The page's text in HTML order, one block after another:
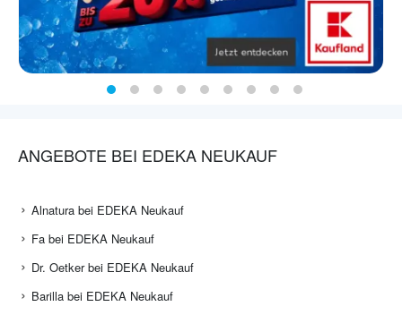
ANGEBOTE BEI EDEKA NEUKAUF
Alnatura bei EDEKA Neukauf
Fa bei EDEKA Neukauf
Dr. Oetker bei EDEKA Neukauf
Barilla bei EDEKA Neukauf